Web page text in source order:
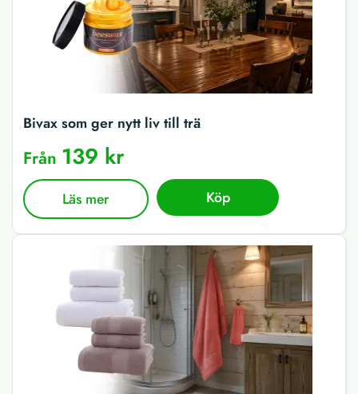
Bivax som ger nytt liv till trä
Från 139 kr
Läs mer Köp